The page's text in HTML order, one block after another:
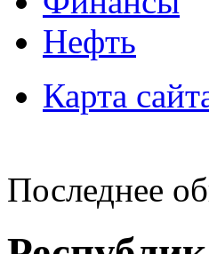
Нефть
Карта
Последнее